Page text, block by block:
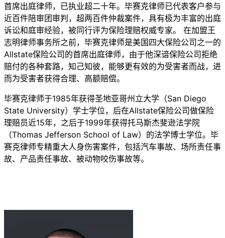
首席出庭律师，已执业超二十年。毕赛克律师已代表客户参与
近百件陪审团审判，超两百件仲裁案件，具有极为丰富的出庭
诉讼和庭审经验，被同行评为保险理赔权威专家。 在加盟王
志明律师事务所之前，毕赛克律师是美国四大保险公司之一的
Allstate保险公司的首席出庭律师，由于他深谙保险公司拒绝
赔付的各种套路，知己知彼，能够更有效的为受害者而战，进
而为受害者获得合理、高额赔偿。
毕赛克律师于1985年获得圣地亚哥州立大学（San Diego
State University）学士学位，后在Allstate保险公司做保险
理赔员近15年，之后于1999年获得托马斯杰斐逊法学院
（Thomas Jefferson School of Law）的法学博士学位。毕
赛克律师专精重大人身伤害案件，包括汽车事故、场所责任事
故、产品责任事故、被动物咬伤事故等。